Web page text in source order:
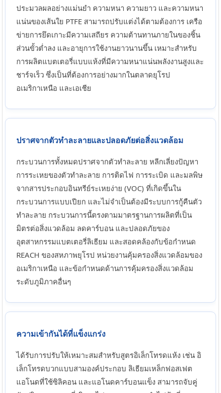
ประมวลผลอย่างแม่นยำ ความหนา ความยาว และความหนา
แน่นของเส้นใย PTFE สามารถปรับแต่งได้ตามต้องการ เครือ
ข่ายการยึดเกาะมีความเสถียร ความต้านทานภายในของชิ้น
ส่วนขั้วต่ำลง และอายุการใช้งานยาวนานขึ้น เหมาะสำหรับ
การผลิตแบตเตอรี่แบบแห้งที่มีความหนาแน่นพลังงานสูงและ
ชาร์จเร็ว ซึ่งเป็นที่ต้องการอย่างมากในตลาดยุโรป
อเมริกาเหนือ และเอเชีย
ปราศจากตัวทำละลายและปลอดภัยต่อสิ่งแวดล้อม
กระบวนการทั้งหมดปราศจากตัวทำละลาย หลีกเลี่ยงปัญหา
การระเหยของตัวทำละลาย การติดไฟ การระเบิด และมลพิษ
จากสารประกอบอินทรีย์ระเหยง่าย (VOC) ที่เกิดขึ้นใน
กระบวนการแบบเปียก และไม่จำเป็นต้องมีระบบการกู้คืนตัว
ทำละลาย กระบวนการนี้ตรงตามมาตรฐานการผลิตที่เป็น
มิตรต่อสิ่งแวดล้อม ลดคาร์บอน และปลอดภัยของ
อุตสาหกรรมแบตเตอรี่ลิเธียม และสอดคล้องกับข้อกำหนด
REACH ของสหภาพยุโรป หน่วยงานคุ้มครองสิ่งแวดล้อมของ
อเมริกาเหนือ และข้อกำหนดด้านการคุ้มครองสิ่งแวดล้อม
ระดับภูมิภาคอื่นๆ
ความเข้ากันได้ที่แข็งแกร่ง
ได้รับการปรับให้เหมาะสมสำหรับสูตรอิเล็กโทรดแห้ง เช่น อิ
เล็กโทรดบวกแบบสามองค์ประกอบ ลิเธียมเหล็กฟอสเฟต
แอโนดที่ใช้ซิลิคอน และแอโนดคาร์บอนแข็ง สามารถจับคู่